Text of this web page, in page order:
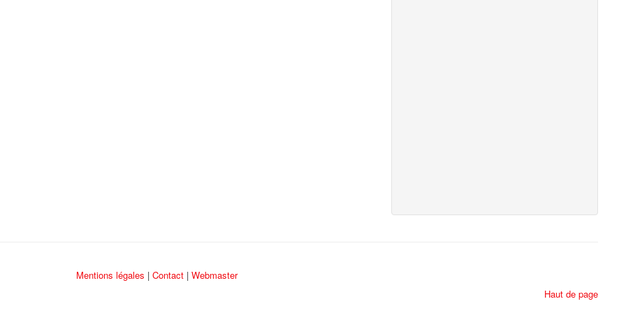
Mentions légales | Contact| Webmaster
Haut de page